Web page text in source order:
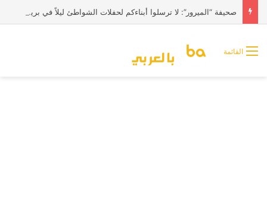
صحيفة “الميرور”: لا ترسلوا أبناءكم لحفلات الشواطئ ليلاً في بريطانيا
القائمة